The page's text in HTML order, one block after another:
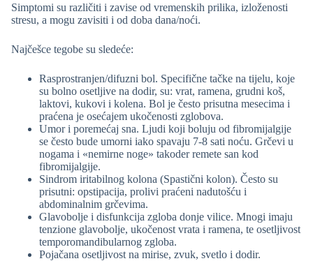
Simptomi su različiti i zavise od vremenskih prilika, izloženosti
stresu, a mogu zavisiti i od doba dana/noći.
Najčešce tegobe su sledeće:
Rasprostranjen/difuzni bol. Specifične tačke na tijelu, koje
su bolno osetljive na dodir, su: vrat, ramena, grudni koš,
laktovi, kukovi i kolena. Bol je često prisutna mesecima i
praćena je osećajem ukočenosti zglobova.
Umor i poremećaj sna. Ljudi koji boluju od fibromijalgije
se često bude umorni iako spavaju 7-8 sati noću. Grčevi u
nogama i «nemirne noge» takoder remete san kod
fibromijalgije.
Sindrom iritabilnog kolona (Spastični kolon). Često su
prisutni: opstipacija, prolivi praćeni nadutošću i
abdominalnim grčevima.
Glavobolje i disfunkcija zgloba donje vilice. Mnogi imaju
tenzione glavobolje, ukočenost vrata i ramena, te osetljivost
temporomandibularnog zgloba.
Pojačana osetljivost na mirise, zvuk, svetlo i dodir.